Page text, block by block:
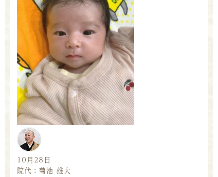
10月28日
院代：菊池 雄大